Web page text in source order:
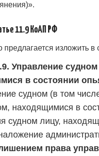
11.9 КоАП РФ
предлагается изложить
Управление
в состоянии
судном (в том
находящимися в
судном лицу,
права